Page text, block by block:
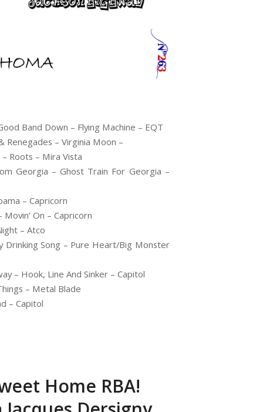
Band Down – Flying Machine – EQT
Renegades – Virginia Moon –
Roots – Mira Vista
Georgia – Ghost Train For Georgia –
– Capricorn
On – Capricorn
– Atco
Drinking Song – Pure Heart/Big Monster
– Hook, Line And Sinker – Capitol
– Metal Blade
– Capitol
Home RBA!